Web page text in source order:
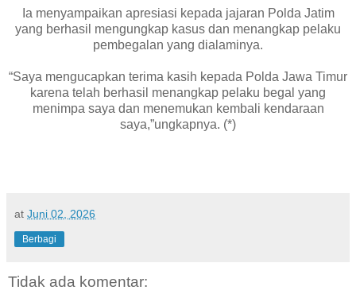
Ia menyampaikan apresiasi kepada jajaran Polda Jatim
yang berhasil mengungkap kasus dan menangkap pelaku
pembegalan yang dialaminya.
“Saya mengucapkan terima kasih kepada Polda Jawa Timur
karena telah berhasil menangkap pelaku begal yang
menimpa saya dan menemukan kembali kendaraan
saya,”ungkapnya. (*)
at Juni 02, 2026
Berbagi
Tidak ada komentar: